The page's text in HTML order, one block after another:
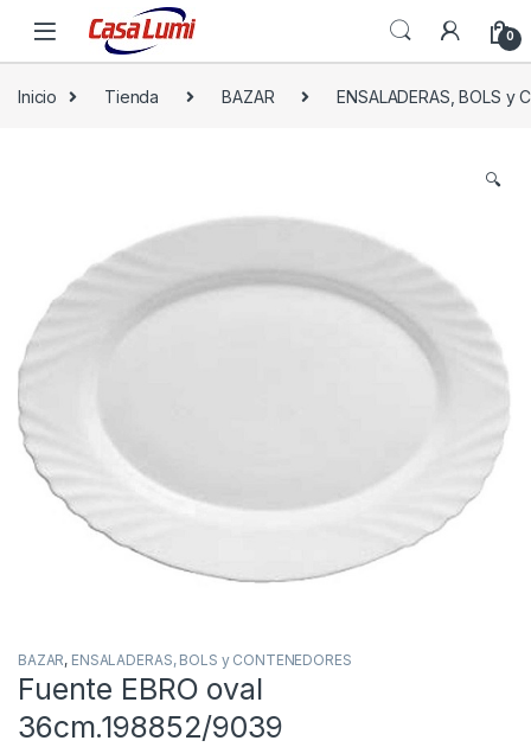
0
Inicio Tienda BAZAR ENSALADERAS, BOLS y
🔍
BAZAR, ENSALADERAS, BOLS y CONTENEDORES
Fuente EBRO oval
36cm.198852/9039